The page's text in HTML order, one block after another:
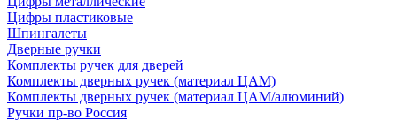
Цифры пластиковые
Шпингалеты
Дверные ручки
Комплекты ручек для дверей
Комплекты дверных ручек (материал ЦАМ)
Комплекты дверных ручек (материал ЦАМ/алюминий)
Ручки пр-во Россия